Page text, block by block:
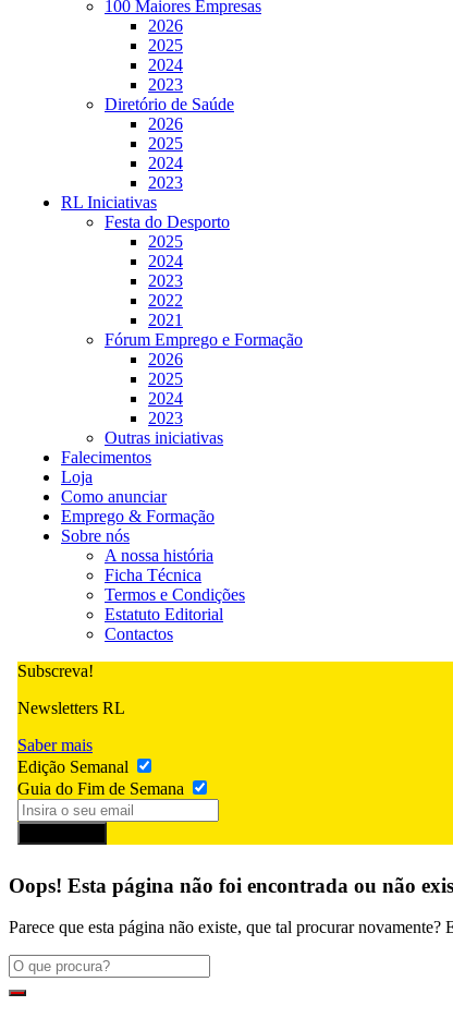
100 Maiores Empresas
2026
2025
2024
2023
Diretório de Saúde
2026
2025
2024
2023
RL Iniciativas
Festa do Desporto
2025
2024
2023
2022
2021
Fórum Emprego e Formação
2026
2025
2024
2023
Outras iniciativas
Falecimentos
Loja
Como anunciar
Emprego & Formação
Sobre nós
A nossa história
Ficha Técnica
Termos e Condições
Estatuto Editorial
Contactos
Subscreva!
Newsletters RL
Saber mais
Edição Semanal
Guia do Fim de Semana
Oops! Esta página não foi encontrada ou não
Parece que esta página não existe, que tal procurar novamente?